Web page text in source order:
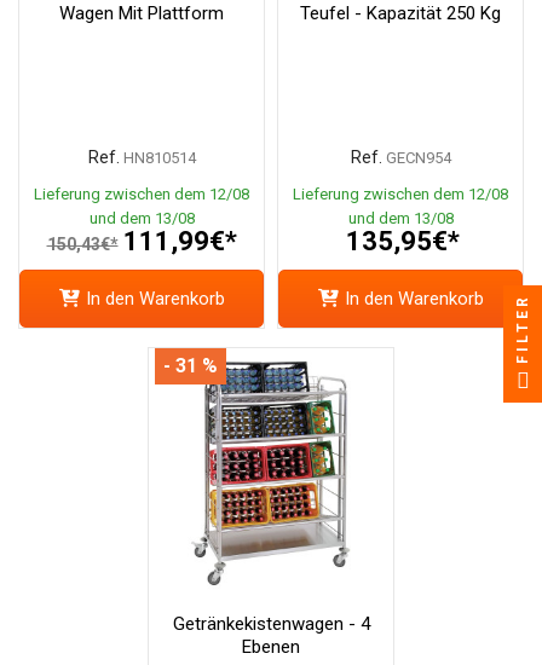
Wagen Mit Plattform
Ref. HN810514
Lieferung zwischen dem 12/08
und dem 13/08
150,43€* 111,99€*
In den Warenkorb
Teufel - Kapazität 250 Kg
Ref. GECN954
Lieferung zwischen dem 12/08
und dem 13/08
135,95€*
In den Warenkorb
Getränkekistenwagen - 4
Ebenen
- 31 %
FILTER